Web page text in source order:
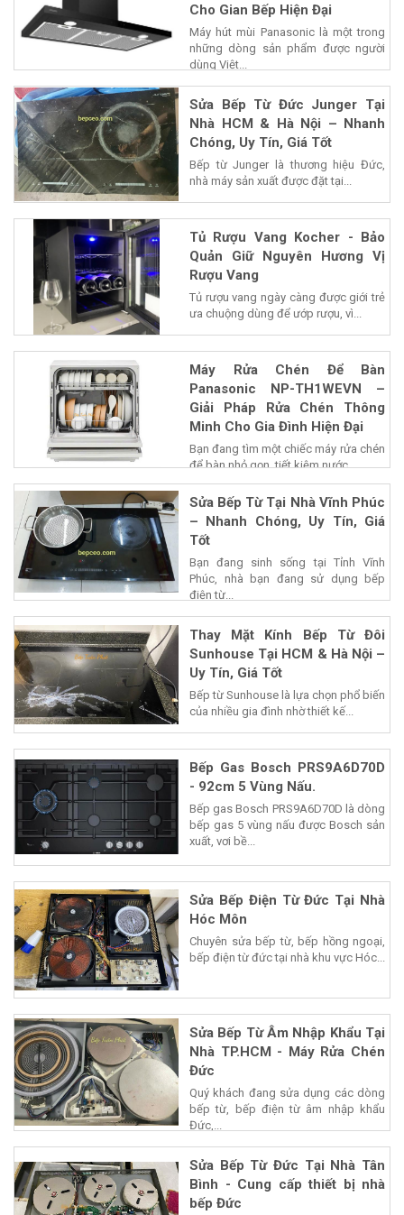
Cho Gian Bếp Hiện Đại
Máy hút mùi Panasonic là một trong
những dòng sản phẩm được người
dùng Việt...
Sửa Bếp Từ Đức Junger Tại
Nhà HCM & Hà Nội – Nhanh
Chóng, Uy Tín, Giá Tốt
Bếp từ Junger là thương hiệu Đức,
nhà máy sản xuất được đặt tại...
Tủ Rượu Vang Kocher - Bảo
Quản Giữ Nguyên Hương Vị
Rượu Vang
Tủ rượu vang ngày càng được giới trẻ
ưa chuộng dùng để ướp rượu, vì...
Máy Rửa Chén Để Bàn
Panasonic NP-TH1WEVN –
Giải Pháp Rửa Chén Thông
Minh Cho Gia Đình Hiện Đại
Bạn đang tìm một chiếc máy rửa chén
để bàn nhỏ gọn, tiết kiệm nước...
Sửa Bếp Từ Tại Nhà Vĩnh Phúc
– Nhanh Chóng, Uy Tín, Giá
Tốt
Bạn đang sinh sống tại Tỉnh Vĩnh
Phúc, nhà bạn đang sử dụng bếp
điện từ...
Thay Mặt Kính Bếp Từ Đôi
Sunhouse Tại HCM & Hà Nội –
Uy Tín, Giá Tốt
Bếp từ Sunhouse là lựa chọn phổ biến
của nhiều gia đình nhờ thiết kế...
Bếp Gas Bosch PRS9A6D70D
- 92cm 5 Vùng Nấu.
Bếp gas Bosch PRS9A6D70D là dòng
bếp gas 5 vùng nấu được Bosch sản
xuất, vơi bề...
Sửa Bếp Điện Từ Đức Tại Nhà
Hóc Môn
Chuyên sửa bếp từ, bếp hồng ngoại,
bếp điện từ đức tại nhà khu vực Hóc...
Sửa Bếp Từ Âm Nhập Khẩu Tại
Nhà TP.HCM - Máy Rửa Chén
Đức
Quý khách đang sửa dụng các dòng
bếp từ, bếp điện từ âm nhập khẩu
Đức,...
Sửa Bếp Từ Đức Tại Nhà Tân
Bình - Cung cấp thiết bị nhà
bếp Đức